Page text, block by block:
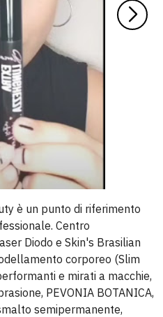
è un punto di riferimento
Centro
Diodo e Skin's Brasilian
corporeo (Slim
e mirati a macchie,
PEVONIA BOTANICA,
semipermanente,